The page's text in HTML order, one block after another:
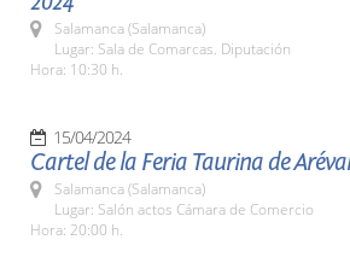
Salamanca (Salamanca)
Lugar: Sala de Comarcas. Diputación
Hora: 10:30 h.
15/04/2024
Cartel de la Feria Taurina de
Salamanca (Salamanca)
Lugar: Salón actos Cámara de Comercio
Hora: 20:00 h.